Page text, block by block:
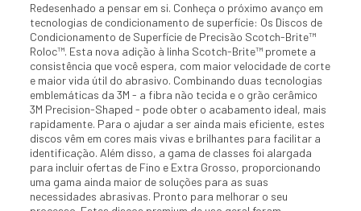
Redesenhado a pensar em si. Conheça o próximo avanço em
tecnologias de condicionamento de superfície: Os Discos de
Condicionamento de Superfície de Precisão Scotch-Brite™
Roloc™. Esta nova adição à linha Scotch-Brite™ promete a
consistência que você espera, com maior velocidade de corte
e maior vida útil do abrasivo. Combinando duas tecnologias
emblemáticas da 3M - a fibra não tecida e o grão cerâmico
3M Precision-Shaped - pode obter o acabamento ideal, mais
rapidamente. Para o ajudar a ser ainda mais eficiente, estes
discos vêm em cores mais vivas e brilhantes para facilitar a
identificação. Além disso, a gama de classes foi alargada
para incluir ofertas de Fino e Extra Grosso, proporcionando
uma gama ainda maior de soluções para as suas
necessidades abrasivas. Pronto para melhorar o seu